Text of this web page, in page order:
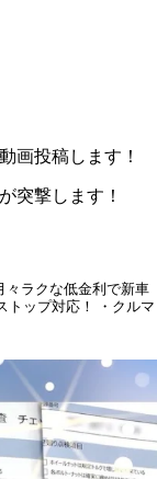
画投稿します！
突撃します！
々ラクな低金利で新車
トップ対応！
・クルマ